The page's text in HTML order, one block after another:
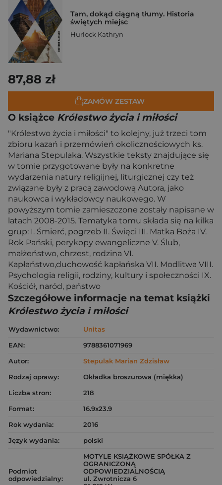
Tam, dokąd ciągną tłumy. Historia
świętych miejsc
Hurlock Kathryn
87,88 zł
ZAMÓW ZESTAW
O książce Królestwo życia i miłości
"Królestwo życia i miłości" to kolejny, już trzeci tom
zbioru kazań i przemówień okolicznościowych ks.
Mariana Stepulaka. Wszystkie teksty znajdujące się
w tomie przygotowane były na konkretne
wydarzenia natury religijnej, liturgicznej czy też
związane były z pracą zawodową Autora, jako
naukowca i wykładowcy naukowego. W
powyższym tomie zamieszczone zostały napisane w
latach 2008-2015. Tematyka tomu składa się na kilka
grup: I. Śmierć, pogrzeb II. Święci III. Matka Boża IV.
Rok Pański, perykopy ewangeliczne V. Ślub,
małżeństwo, chrzest, rodzina VI.
Kapłaństwo,duchowość kapłańska VII. Modlitwa VIII.
Psychologia religii, rodziny, kultury i społeczności IX.
Kościół, naród, państwo
Szczegółowe informacje na temat książki
Królestwo życia i miłości
Wydawnictwo:
Unitas
EAN:
9788361071969
Autor:
Stepulak Marian Zdzisław
Rodzaj oprawy:
Okładka broszurowa (miękka)
Liczba stron:
218
Format:
16.9x23.9
Rok wydania:
2016
Język wydania:
polski
Podmiot
odpowiedzialny:
MOTYLE KSIĄŻKOWE SPÓŁKA Z
OGRANICZONĄ
ODPOWIEDZIALNOŚCIĄ
ul. Zwrotnicza 6